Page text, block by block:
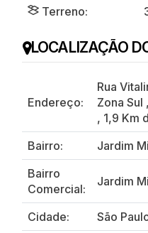
Terreno:
LOCALIZAÇÃO
Endereço:
Rua
Zona Sul ,
, 1,9 Km
Bairro:
Jardim
Bairro
Comercial:
Jardim
Cidade:
São